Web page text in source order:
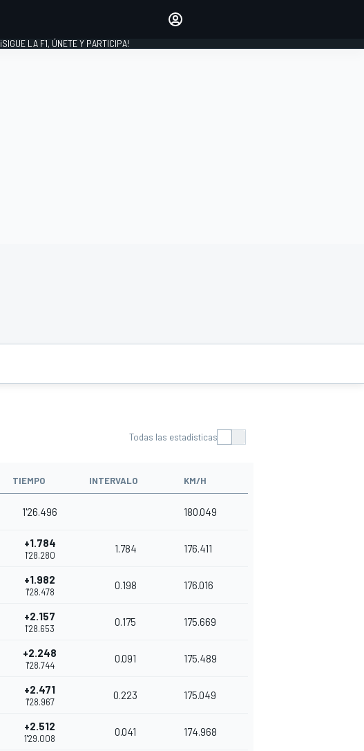
¡SIGUE LA F1, ÚNETE Y PARTICIPA!
Todas las estadísticas
TIEMPO INTERVALO KM/H
1'26.496 180.049
+1.784
1'28.280
1.784 176.411
+1.982
1'28.478
0.198 176.016
+2.157
1'28.653
0.175 175.669
+2.248
1'28.744
0.091 175.489
+2.471
1'28.967
0.223 175.049
+2.512
1'29.008
0.041 174.968